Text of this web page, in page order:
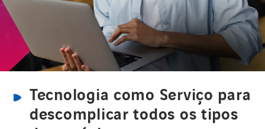
FALE CONOSCO
CANAL DE DENÚNCIAS
Tecnologia como Serviço para
descomplicar todos os tipos